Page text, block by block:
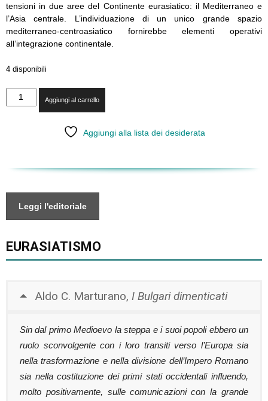
tensioni in due aree del Continente eurasiatico: il Mediterraneo e
l’Asia centrale. L’individuazione di un unico grande spazio
mediterraneo-centroasiatico fornirebbe elementi operativi
all’integrazione continentale.
4 disponibili
XXII
-
quantità
Aggiungi al carrello
Aggiungi alla lista dei desiderata
Leggi l'editoriale
EURASIATISMO
Aldo C. Marturano, I Bulgari dimenticati
Sin dal primo Medioevo la steppa e i suoi popoli ebbero un
ruolo sconvolgente con i loro transiti verso l’Europa sia
nella trasformazione e nella divisione dell’Impero Romano
sia nella costituzione dei primi stati occidentali influendo,
molto positivamente, sulle comunicazioni con la grande